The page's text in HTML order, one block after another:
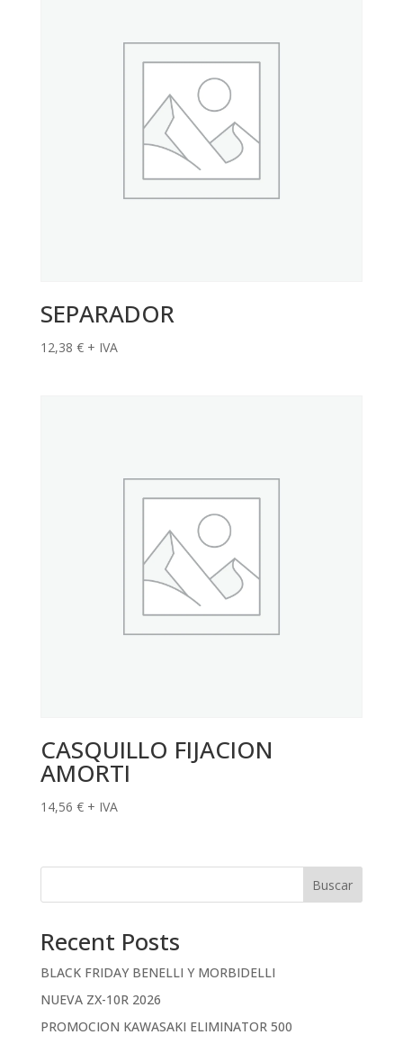
SEPARADOR
12,38 € + IVA
CASQUILLO FIJACION
AMORTI
14,56 € + IVA
Buscar
Recent Posts
BLACK FRIDAY BENELLI Y MORBIDELLI
NUEVA ZX-10R 2026
PROMOCION KAWASAKI ELIMINATOR 500